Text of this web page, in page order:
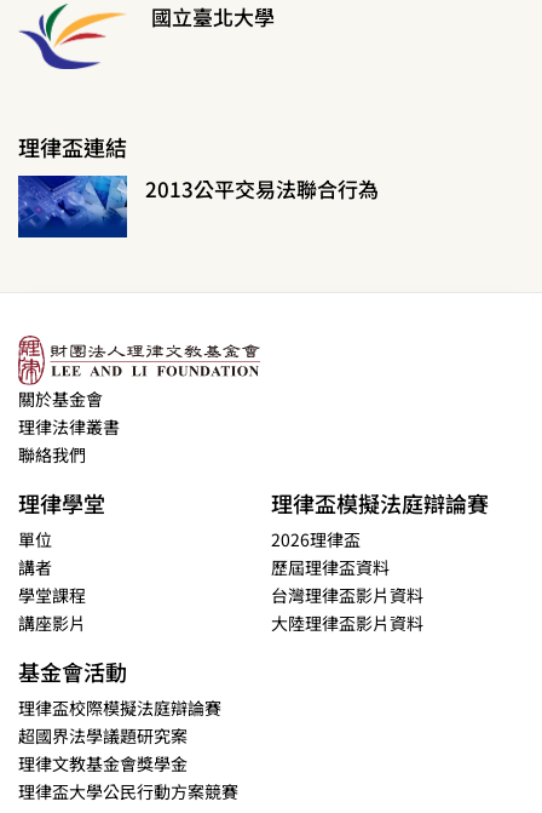
國立臺北大學
理律盃連結
2013公平交易法聯合行為
關於基金會
理律法律叢書
聯絡我們
理律學堂
單位
講者
學堂課程
講座影片
理律盃模擬法庭辯論賽
2026理律盃
歷屆理律盃資料
台灣理律盃影片資料
大陸理律盃影片資料
基金會活動
理律盃校際模擬法庭辯論賽
超國界法學議題研究案
理律文教基金會獎學金
理律盃大學公民行動方案競賽